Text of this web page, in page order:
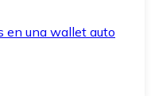
en una wallet auto